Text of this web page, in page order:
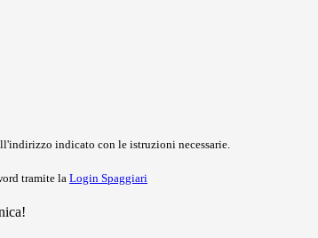
indicato con le istruzioni necessarie.
tramite la Login Spaggiari